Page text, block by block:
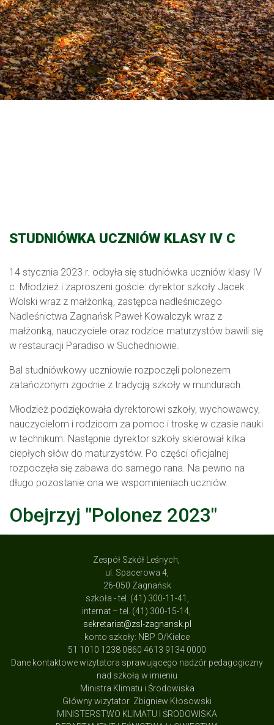
STUDNIÓWKA UCZNIÓW KLASY IV C
14 stycznia 2023 r. odbyła się studniówka uczniów klasy IV
c. Młodzież i zaproszeni goście: dyrektor szkoły Jacek
Wolski wraz z małżonką, zastępca nadleśniczego
Nadleśnictwa Zagnańsk Paweł Kowalczyk wraz z
małżonką, nauczyciele oraz rodzice maturzystów bawili się
w restauracji Paradiso w Suchedniowie.
Bal studniówkowy uczniowie rozpoczęli polonezem
zatańczonym zgodnie z tradycją szkoły w mundurach.
Młodzież podziękowała dyrektorowi szkoły, wychowawcy,
nauczycielom i rodzicom za pomoc i troskę w czasie nauki
w technikum. Następnie dyrektor szkoły skierował kilka
ciepłych słów do maturzystów. Po części oficjalnej
rozpoczęła się zabawa do samego rana. Na pewno na
długo pozostanie ona we wspomnieniach uczniów.
Obejrzyj "Polonez 2023"
Zespół Szkół Leśnych,
ul. Spacerowa 4,
26-050 Zagnańsk
szkoła - tel. (41) 300-11-41,
internat – tel. (41) 300-15-14,
sekretariat@zsl-zagnansk.pl
konto szkoły: NBP O/Kielce
51 1010 1238 0860 4613 9134 0000
Dane kontaktowe wizytatora sprawującego nadzór pedagogiczny
nad szkołą w imieniu
Ministra Klimatu i Środowiska
Główny wizytator Zbigniew Kłosowski
MINISTERSTWO KLIMATU I ŚRODOWISKA